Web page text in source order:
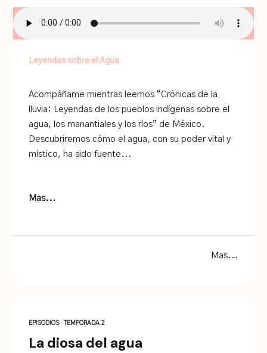
Leyendas sobre el Agua
Acompáñame mientras leemos “Crónicas de la
lluvia: Leyendas de los pueblos indígenas sobre el
agua, los manantiales y los ríos” de México.
Descubriremos cómo el agua, con su poder vital y
místico, ha sido fuente...
Mas...
Mas...
EPISODIOS TEMPORADA 2
La diosa del agua